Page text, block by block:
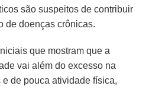
são suspeitos de contribuir
de doenças crônicas.
que mostram que a
vai além do excesso na
de pouca atividade física,